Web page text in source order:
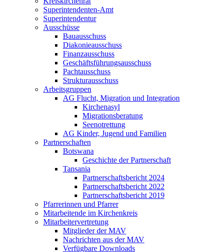
Superintendenten-Amt
Superintendentur
Ausschüsse
Bauausschuss
Diakonieausschuss
Finanzausschuss
Geschäftsführungsausschuss
Pachtausschuss
Strukturausschuss
Arbeitsgruppen
AG Flucht, Migration und Integration
Kirchenasyl
Migrationsberatung
Seenotrettung
AG Kinder, Jugend und Familien
Partnerschaften
Botswana
Geschichte der Partnerschaft
Tansania
Partnerschaftsbericht 2024
Partnerschaftsbericht 2022
Partnerschaftsbericht 2019
Pfarrerinnen und Pfarrer
Mitarbeitende im Kirchenkreis
Mitarbeitervertretung
Mitglieder der MAV
Nachrichten aus der MAV
Verfügbare Downloads